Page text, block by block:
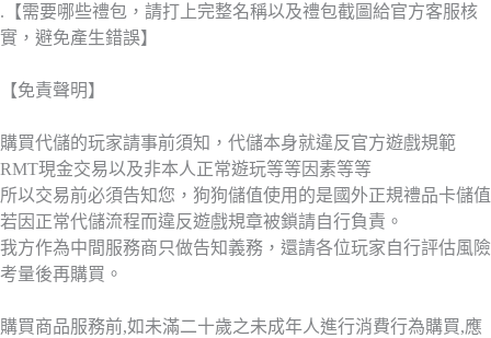
.【需要哪些禮包，請打上完整名稱以及禮包截圖給官方客服核
實，避免產生錯誤】
【免責聲明】
購買代儲的玩家請事前須知，代儲本身就違反官方遊戲規範
RMT現金交易以及非本人正常遊玩等等因素等等
所以交易前必須告知您，狗狗儲值使用的是國外正規禮品卡儲值
若因正常代儲流程而違反遊戲規章被鎖請自行負責。
我方作為中間服務商只做告知義務，還請各位玩家自行評估風險
考量後再購買。
購買商品服務前,如未滿二十歲之未成年人進行消費行為購買,應